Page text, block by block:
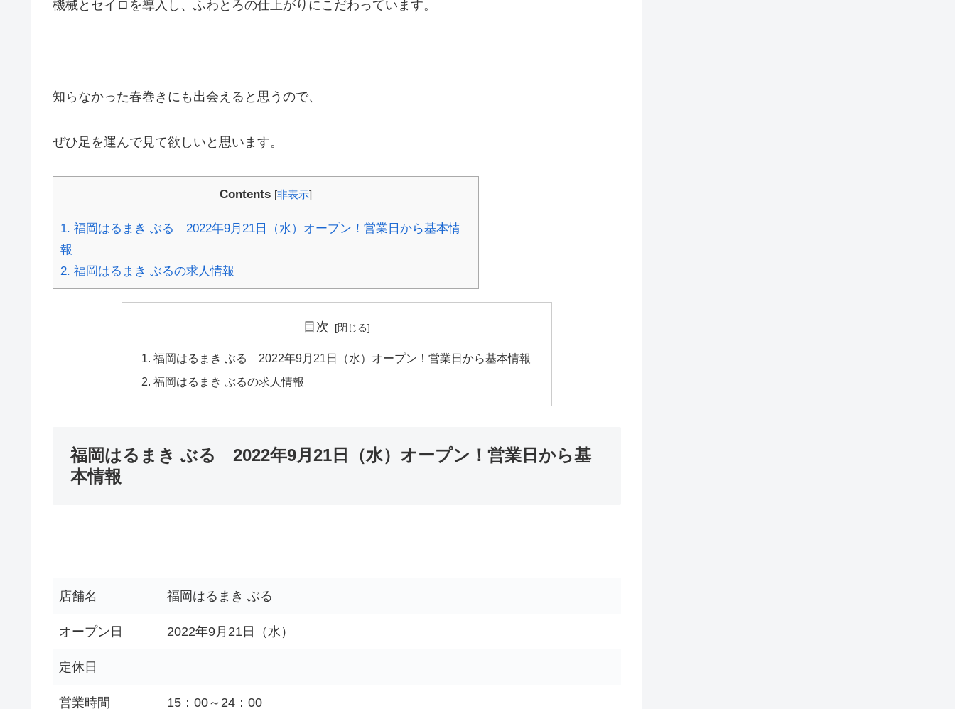
機械とセイロを導入し、ふわとろの仕上がりにこだわっています。
知らなかった春巻きにも出会えると思うので、
ぜひ足を運んで見て欲しいと思います。
Contents [非表示]
1. 福岡はるまき ぶる 2022年9月21日（水）オープン！営業日から基本情
報
2. 福岡はるまき ぶるの求人情報
目次
福岡はるまき ぶる 2022年9月21日（水）オープン！営業日から基本情報
福岡はるまき ぶるの求人情報
福岡はるまき ぶる 2022年9月21日（水）オープン！営業日から基
本情報
店舗名 福岡はるまき ぶる
オープン日 2022年9月21日（水）
定休日
営業時間 15：00～24：00